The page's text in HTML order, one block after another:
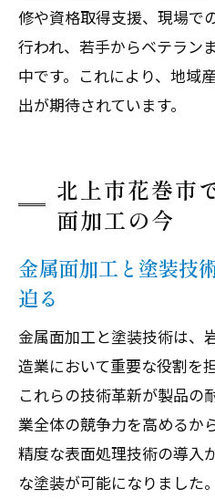
修や資格取得支援、現場で
行われ、若手からベテラン
中です。これにより、地域
出が期待されています。
北上市花巻市
面加工の今
金属面加工と塗装技
迫る
金属面加工と塗装技術は、
造業において重要な役割を
これらの技術革新が製品の
業全体の競争力を高めるか
精度な表面処理技術の導入
な塗装が可能になりました